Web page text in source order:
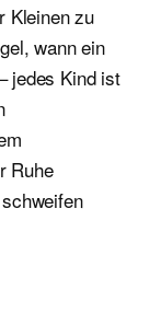
Kleinen zu
wann ein
jedes Kind ist
Ruhe